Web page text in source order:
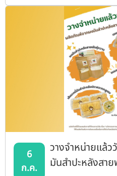
6
ก.ค.
วางจำหน่ายแล้
มันสำปะหลังสา